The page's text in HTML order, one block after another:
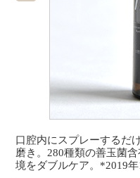
口腔内にスプレーするだ
磨き。280種類の善玉菌
境をダブルケア。*2019